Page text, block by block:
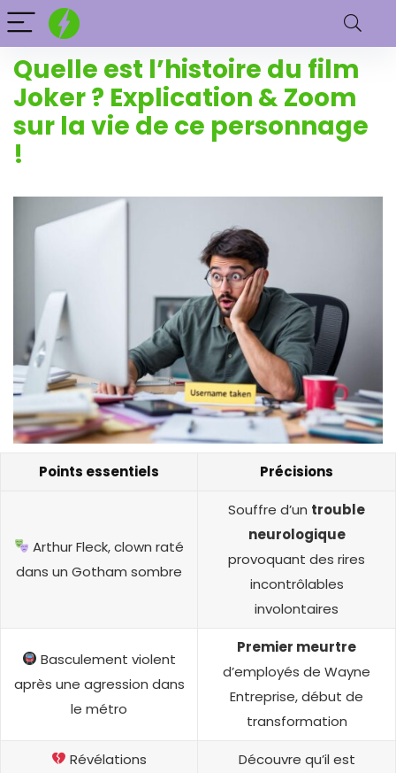
Quelle est l’histoire du film
Joker ? Explication & Zoom
sur la vie de ce personnage
!
Points essentiels Précisions
Arthur Fleck, clown raté
dans un Gotham sombre
Souffre d’un trouble
neurologique
provoquant des rires
incontrôlables
involontaires
Basculement violent
après une agression dans
le métro
Premier meurtre
d’employés de Wayne
Entreprise, début de
transformation
Révélations
Découvre qu’il est